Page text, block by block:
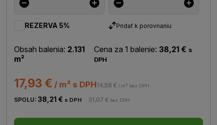
REZERVA 5% Pridať k porovnaniu
Obsah balenia: 2.131
m²
Cena za 1 balenie: 38,21 € s
DPH
17,93 € / m² s DPH14,58 € / m² bez DPH
SPOLU:38,21 € s DPH 31,07 € bez DPH